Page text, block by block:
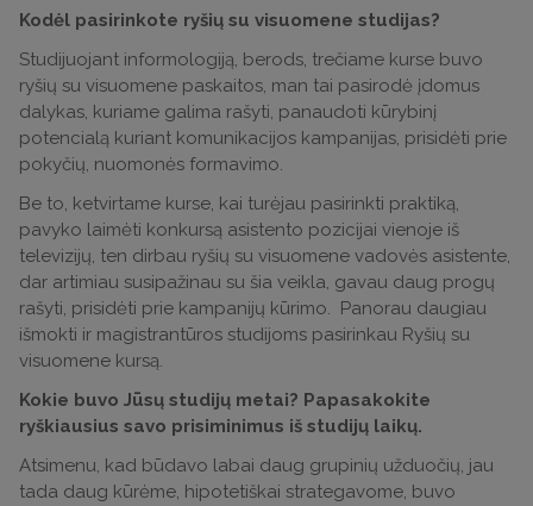
Kodėl pasirinkote ryšių su visuomene studijas?
Studijuojant informologiją, berods, trečiame kurse buvo
ryšių su visuomene paskaitos, man tai pasirodė įdomus
dalykas, kuriame galima rašyti, panaudoti kūrybinį
potencialą kuriant komunikacijos kampanijas, prisidėti prie
pokyčių, nuomonės formavimo.
Be to, ketvirtame kurse, kai turėjau pasirinkti praktiką,
pavyko laimėti konkursą asistento pozicijai vienoje iš
televizijų, ten dirbau ryšių su visuomene vadovės asistente,
dar artimiau susipažinau su šia veikla, gavau daug progų
rašyti, prisidėti prie kampanijų kūrimo. Panorau daugiau
išmokti ir magistrantūros studijoms pasirinkau Ryšių su
visuomene kursą.
Kokie buvo Jūsų studijų metai? Papasakokite
ryškiausius savo prisiminimus iš studijų laikų.
Atsimenu, kad būdavo labai daug grupinių užduočių, jau
tada daug kūrėme, hipotetiškai strategavome, buvo